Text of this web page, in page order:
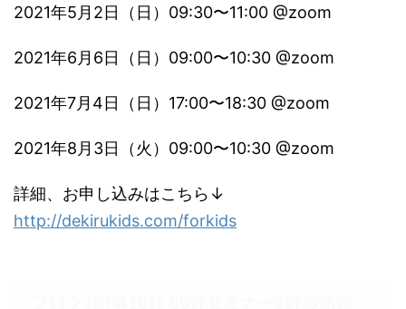
2021年5月2日（日）09:30〜11:00 @zoom
2021年6月6日（日）09:00〜10:30 @zoom
2021年7月4日（日）17:00〜18:30 @zoom
2021年8月3日（火）09:00〜10:30 @zoom
詳細、お申し込みはこちら↓
http://dekirukids.com/forkids